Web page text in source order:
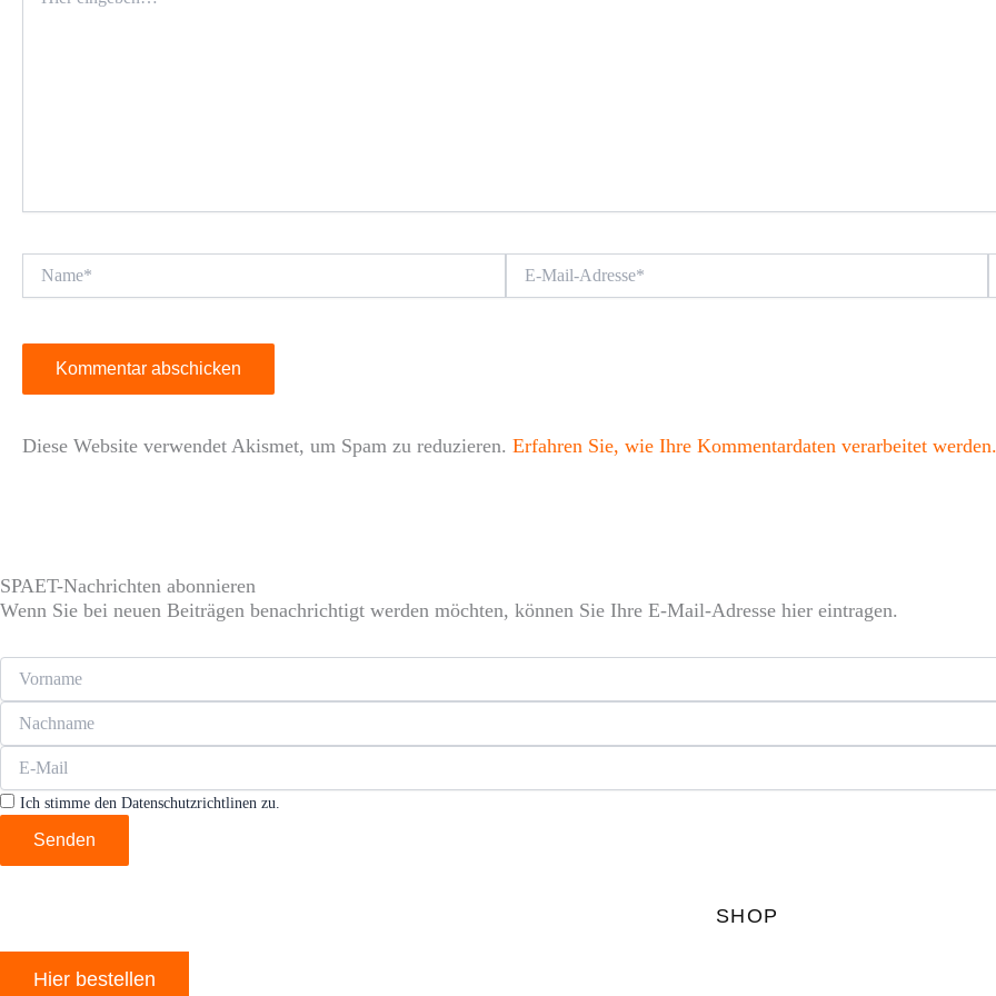
Mail-
Diese Website verwendet Akismet, um Spam zu reduzieren. Erfahren Sie, wie Ihre Kommentardaten verarbeitet werden.
SPAET-Nachrichten abonnieren
Wenn Sie bei neuen Beiträgen benachrichtigt werden möchten, können Sie Ihre E-Mail-Adresse hier eintragen.
Ich stimme den Datenschutzrichtlinen zu.
Senden
SHOP
Hier bestellen